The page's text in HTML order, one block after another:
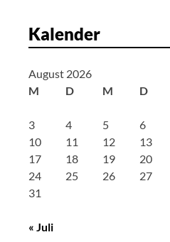
a
i
o
n
Kalender
August 2026
M
D M D
3
4 5 6
10
11 12 13
17
18 19 20
24
25 26 27
31
« Juli